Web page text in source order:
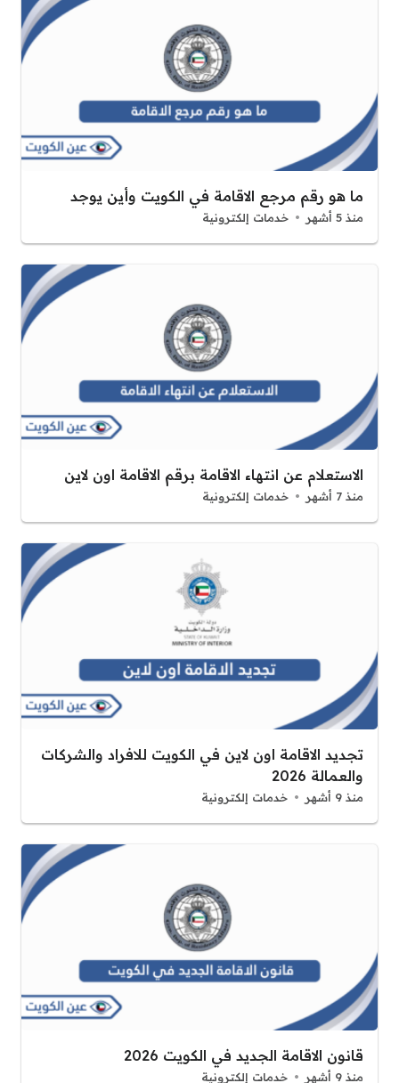
ما هو رقم مرجع الاقامة في الكويت وأين يوجد
منذ 5 أشهر خدمات إلكترونية
الاستعلام عن انتهاء الاقامة برقم الاقامة اون لاين
منذ 7 أشهر خدمات إلكترونية
تجديد الاقامة اون لاين في الكويت للافراد والشركات
والعمالة 2026
منذ 9 أشهر خدمات إلكترونية
قانون الاقامة الجديد في الكويت 2026
منذ 9 أشهر خدمات إلكترونية